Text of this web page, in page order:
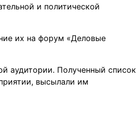
и политической
их на форум «Деловые
аудитории. Полученный список
высылали им